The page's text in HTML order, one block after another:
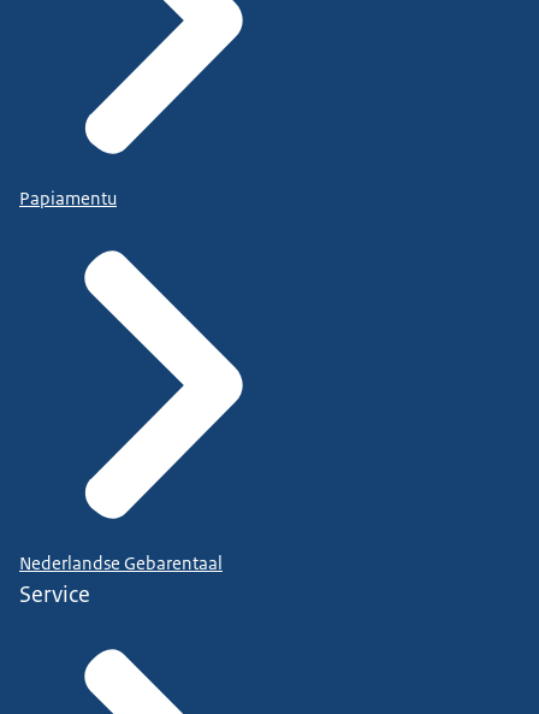
Papiamentu
Nederlandse Gebarentaal
Service